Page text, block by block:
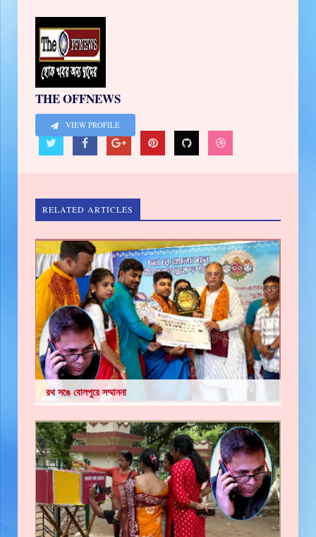
THE OFFNEWS
VIEW PROFILE
RELATED ARTICLES
রথ সঙে বোলপুরে সম্মাননা